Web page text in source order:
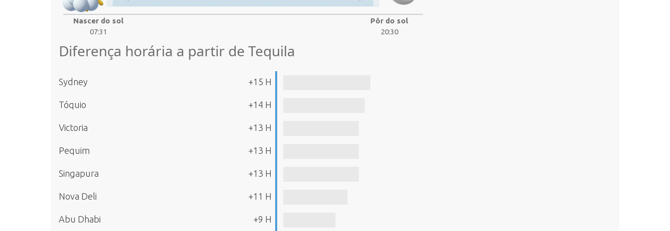
Nascer do sol
07:31
Pôr do sol
20:30
Diferença horária a partir de Tequila
Sydney +15 H
Tóquio +14 H
Victoria +13 H
Pequim +13 H
Singapura +13 H
Nova Deli +11 H
Abu Dhabi +9 H